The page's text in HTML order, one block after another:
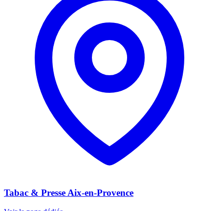
Tabac & Presse Aix-en-Provence